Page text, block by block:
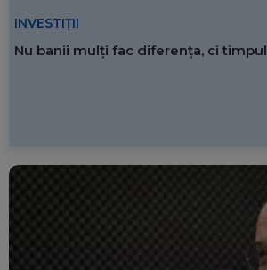
INVESTIȚII
Nu banii mulți fac diferența, ci timpul